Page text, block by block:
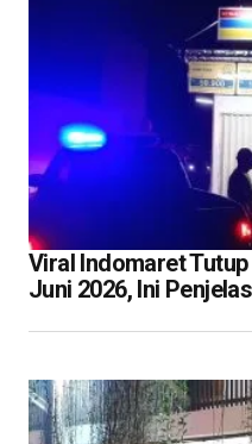
Viral Indomaret
Juni 2026, Ini